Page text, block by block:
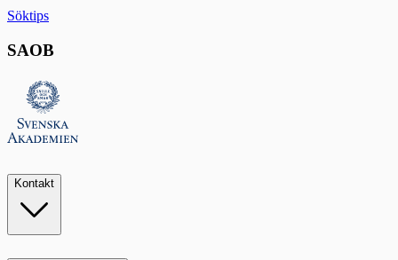
Söktips
SAOB
Kontakt